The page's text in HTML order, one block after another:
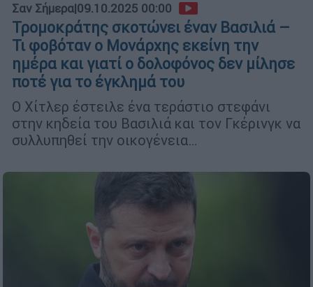
Σαν Σήμερα|09.10.2025 00:00
Τρομοκράτης σκοτώνει έναν Βασιλιά –
Τι φοβόταν ο Μονάρχης εκείνη την
ημέρα και γιατί ο δολοφόνος δεν μίλησε
ποτέ για το έγκλημά του
Ο Χίτλερ έστειλε ένα τεράστιο στεφάνι
στην κηδεία του Βασιλιά και τον Γκέρινγκ να
συλλυπηθεί την οικογένεια…